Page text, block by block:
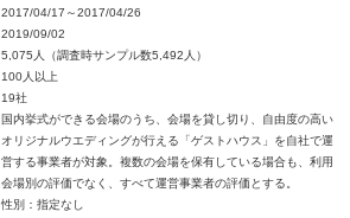
2017/04/17～2017/04/26
2019/09/02
5,075人（調査時サンプル数5,492人）
100人以上
19社
国内挙式ができる会場のうち、会場を貸し切り、自由度の高い
オリジナルウエディングが行える「ゲストハウス」を自社で運
営する事業者が対象。複数の会場を保有している場合も、利用
会場別の評価でなく、すべて運営事業者の評価とする。
性別：指定なし